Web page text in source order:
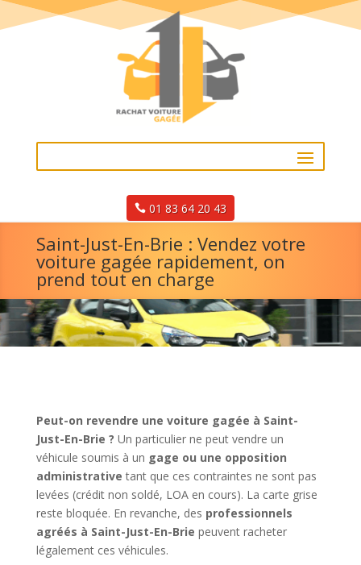
01 83 64 20 43
Saint-Just-En-Brie : Vendez votre
voiture gagée rapidement, on
prend tout en charge
Peut-on revendre une voiture gagée à Saint-
Just-En-Brie ? Un particulier ne peut vendre un
véhicule soumis à un gage ou une opposition
administrative tant que ces contraintes ne sont pas
levées (crédit non soldé, LOA en cours). La carte grise
reste bloquée. En revanche, des professionnels
agréés à Saint-Just-En-Brie peuvent racheter
légalement ces véhicules.